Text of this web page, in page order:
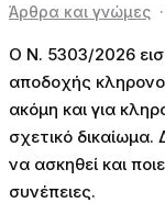
Άρθρα και γνώμες ·
Ο Ν. 5303/2026
αποδοχής
ακόμη και για
σχετικό δικαίωμα.
να ασκηθεί και
συνέπειες.